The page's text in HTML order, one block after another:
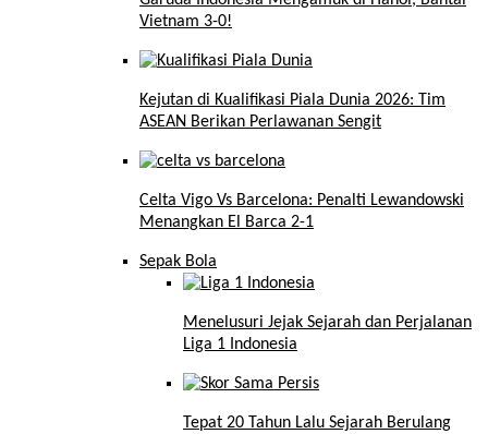
Vietnam 3-0!
Kejutan di Kualifikasi Piala Dunia 2026: Tim
ASEAN Berikan Perlawanan Sengit
Celta Vigo Vs Barcelona: Penalti Lewandowski
Menangkan El Barca 2-1
Sepak Bola
Menelusuri Jejak Sejarah dan Perjalanan
Liga 1 Indonesia
Tepat 20 Tahun Lalu Sejarah Berulang